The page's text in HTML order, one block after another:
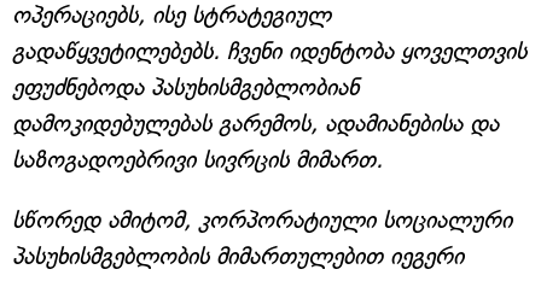
ოპერაციებს, ისე სტრატეგიულ
გადაწყვეტილებებს. ჩვენი იდენტობა ყოველთვის
ეფუძნებოდა პასუხისმგებლობიან
დამოკიდებულებას გარემოს, ადამიანებისა და
საზოგადოებრივი სივრცის მიმართ.
სწორედ ამიტომ, კორპორატიული სოციალური
პასუხისმგებლობის მიმართულებით იეგერი